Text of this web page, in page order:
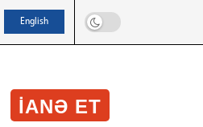
English
IANƏ ET